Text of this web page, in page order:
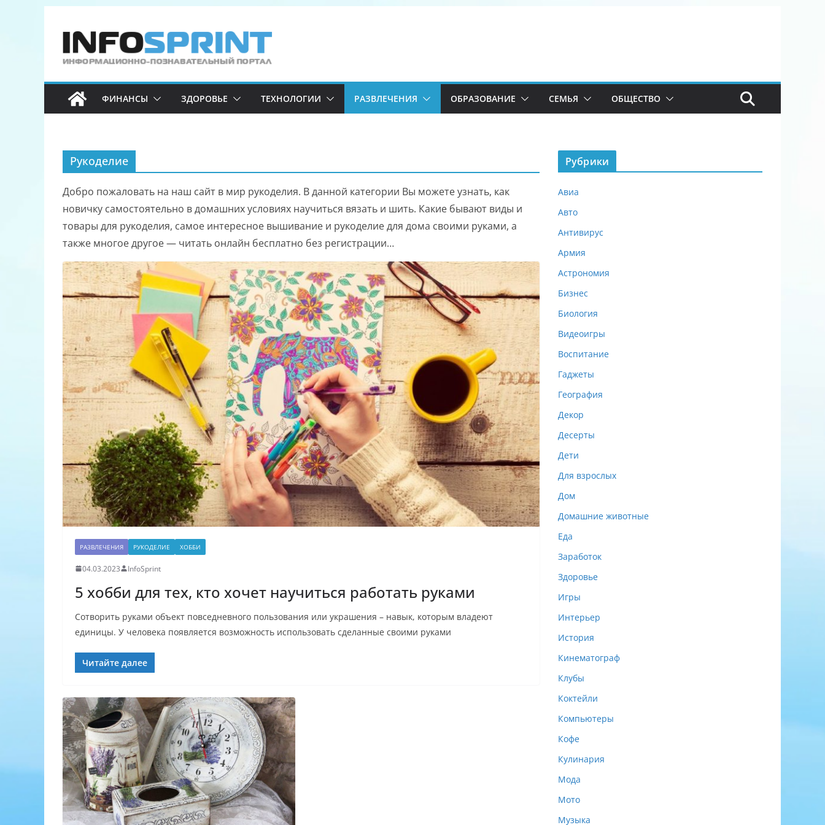
содержимому
ФИНАНСЫ ЗДОРОВЬЕ ТЕХНОЛОГИИ РАЗВЛЕЧЕНИЯ ОБРАЗОВАНИЕ СЕМЬЯ ОБЩЕСТВО
Рукоделие
Добро пожаловать на наш сайт в мир рукоделия. В данной категории Вы можете узнать, как
новичку самостоятельно в домашних условиях научиться вязать и шить. Какие бывают виды и
товары для рукоделия, самое интересное вышивание и рукоделие для дома своими руками, а
также многое другое — читать онлайн бесплатно без регистрации…
РАЗВЛЕЧЕНИЯ РУКОДЕЛИЕ ХОББИ
04.03.2023 InfoSprint
5 хобби для тех, кто хочет научиться работать руками
Сотворить руками объект повседневного пользования или украшения – навык, которым владеют
единицы. У человека появляется возможность использовать сделанные своими руками
Читайте далее
Рубрики
Авиа
Авто
Антивирус
Армия
Астрономия
Бизнес
Биология
Видеоигры
Воспитание
Гаджеты
География
Декор
Десерты
Дети
Для взрослых
Дом
Домашние животные
Еда
Заработок
Здоровье
Игры
Интерьер
История
Кинематограф
Клубы
Коктейли
Компьютеры
Кофе
Кулинария
Мода
Мото
Музыка